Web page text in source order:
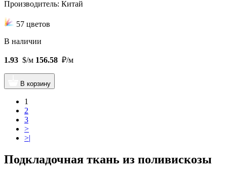
Производитель: Китай
57 цветов
В наличии
1.93 $/м 156.58 ₽/м
В корзину
1
2
3
>
>|
Подкладочная ткань из поливискозы